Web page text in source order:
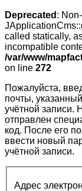
Deprecated :
called statically,
incompatible
/var/www/
on line 272
Пожалуйста,
почты,
учётной записи.
отправлен
код. После его
ввести новый
учётной записи.
Адрес